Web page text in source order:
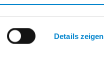
Details zeigen